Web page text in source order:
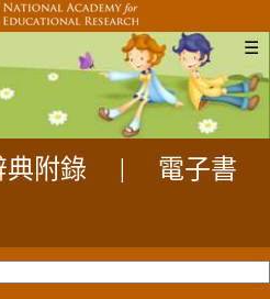
☰
典附錄
電子書